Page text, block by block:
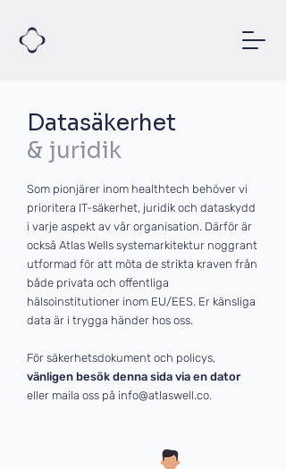
Datasäkerhet
& juridik
Som pionjärer inom healthtech behöver vi
prioritera IT-säkerhet, juridik och dataskydd
i varje aspekt av vår organisation. Därför är
också Atlas Wells systemarkitektur noggrant
utformad för att möta de strikta kraven från
både privata och offentliga
hälsoinstitutioner inom EU/EES. Er känsliga
data är i trygga händer hos oss.
För säkerhetsdokument och policys,
vänligen besök denna sida via en dator
eller maila oss på info@atlaswell.co.